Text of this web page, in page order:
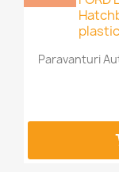
Paravanturi